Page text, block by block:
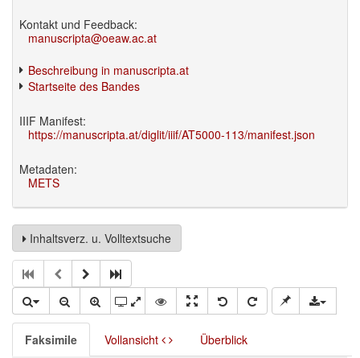
Kontakt und Feedback:
manuscripta@oeaw.ac.at
Beschreibung in manuscripta.at
Startseite des Bandes
IIIF Manifest:
https://manuscripta.at/diglit/iiif/AT5000-113/manifest.json
Metadaten:
METS
Inhaltsverz. u. Volltextsuche
Faksimile Vollansicht Überblick